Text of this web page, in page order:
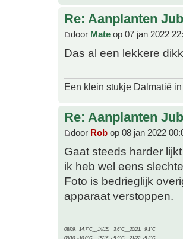
Re: Aanplanten
door Mate op 07 jan 2022
Das al een lekkere
Een klein stukje Dalmatië
Re: Aanplanten
door Rob op 08 jan 2022
Gaat steeds harder
ik heb wel eens
Foto is bedrieglijk
apparaat verstoppen.
08/09, -14.7°C__14/15, - 3.6°C__20/21, -9.1°C
09/10, -10.0°C__15/16, - 5.9°C__21/22, -5.2°C